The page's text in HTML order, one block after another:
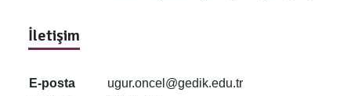
İletişim
E-posta
ugur.oncel@gedik.edu.tr